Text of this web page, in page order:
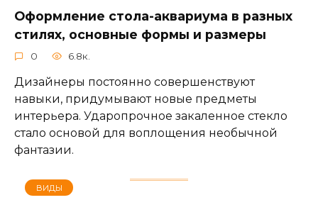
Оформление стола-аквариума в разных
стилях, основные формы и размеры
0 6.8к.
Дизайнеры постоянно совершенствуют
навыки, придумывают новые предметы
интерьера. Ударопрочное закаленное стекло
стало основой для воплощения необычной
фантазии.
ВИДЫ